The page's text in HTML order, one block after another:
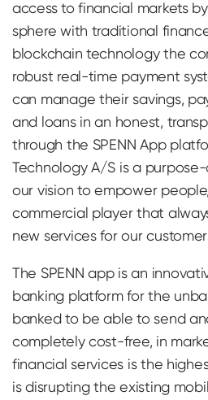
access to financial markets
sphere with traditional
blockchain technology the
robust real-time payment
can manage their savings,
and loans in an honest,
through the SPENN App
Technology A/S is a
our vision to empower
commercial player that
new services for our
The SPENN app is an
banking platform for the
banked to be able to send
completely cost-free, in
financial services is the
is disrupting the existing